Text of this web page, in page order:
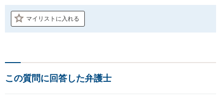
マイリストに入れる
この質問に回答した弁護士